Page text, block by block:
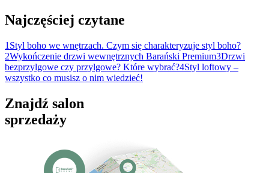
Najczęściej czytane
1 Styl boho we wnętrzach. Czym się charakteryzuje styl boho?
2Wykończenie drzwi wewnętrznych Barański Premium3Drzwi
bezprzylgowe czy przylgowe? Które wybrać?4Styl loftowy –
wszystko co musisz o nim wiedzieć!
Znajdź salon
sprzedaży